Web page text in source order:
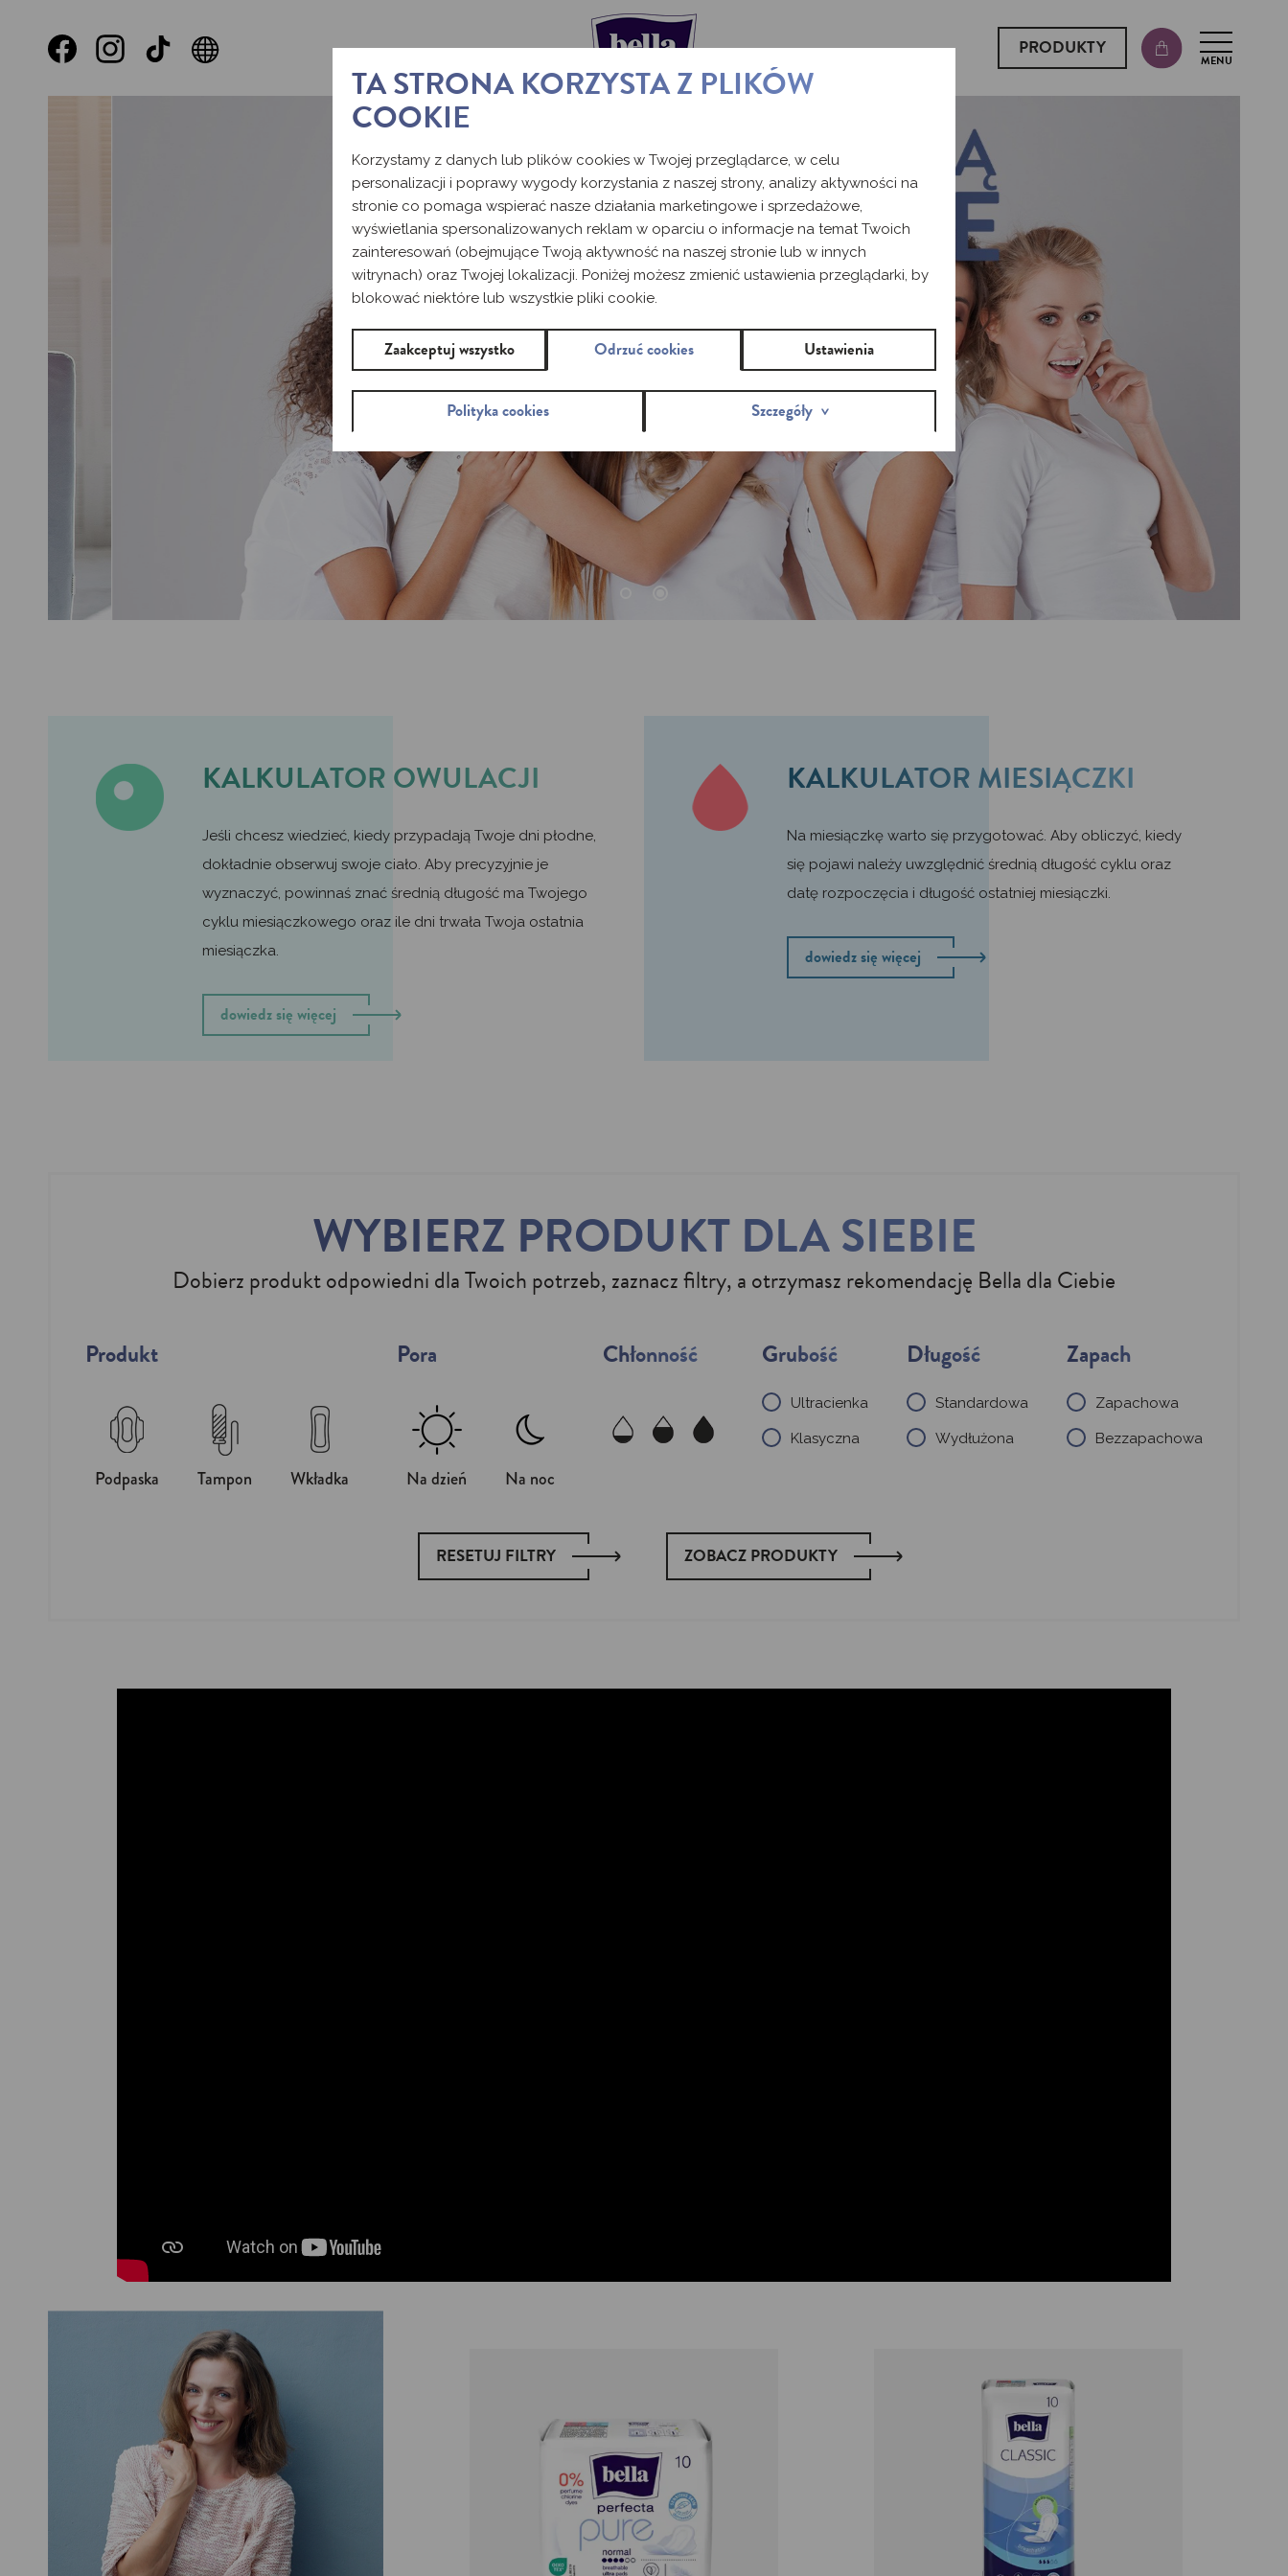
PRODUKTY
MENU
KALKULATOR OWULACJI
Jeśli chcesz wiedzieć, kiedy przypadają Twoje dni płodne,
dokładnie obserwuj swoje ciało. Aby precyzyjnie je
wyznaczyć, powinnaś znać średnią długość ma Twojego
cyklu miesiączkowego oraz ile dni trwała Twoja ostatnia
miesiączka.
dowiedz się więcej
KALKULATOR MIESIĄCZKI
Na miesiączkę warto się przygotować. Aby obliczyć, kiedy
się pojawi należy uwzględnić średnią długość cyklu oraz
datę rozpoczęcia i długość ostatniej miesiączki.
dowiedz się więcej
WYBIERZ PRODUKT DLA SIEBIE
Dobierz produkt odpowiedni dla Twoich potrzeb, zaznacz filtry, a otrzymasz rekomendację Bella dla Ciebie
Produkt
Podpaska Tampon Wkładka
Pora
Na dzień Na noc
Chłonność Grubość
Ultracienka
Klasyczna
Długość
Standardowa
Wydłużona
Zapach
Zapachowa
Bezzapachowa
RESETUJ FILTRY ZOBACZ PRODUKTY
TA STRONA KORZYSTA Z PLIKÓW
COOKIE
Korzystamy z danych lub plików cookies w Twojej przeglądarce, w celu
personalizacji i poprawy wygody korzystania z naszej strony, analizy aktywności na
stronie co pomaga wspierać nasze działania marketingowe i sprzedażowe,
wyświetlania spersonalizowanych reklam w oparciu o informacje na temat Twoich
zainteresowań (obejmujące Twoją aktywność na naszej stronie lub w innych
witrynach) oraz Twojej lokalizacji. Poniżej możesz zmienić ustawienia przeglądarki, by
blokować niektóre lub wszystkie pliki cookie.
Zaakceptuj wszystko Odrzuć cookies Ustawienia
Polityka cookies Szczegóły